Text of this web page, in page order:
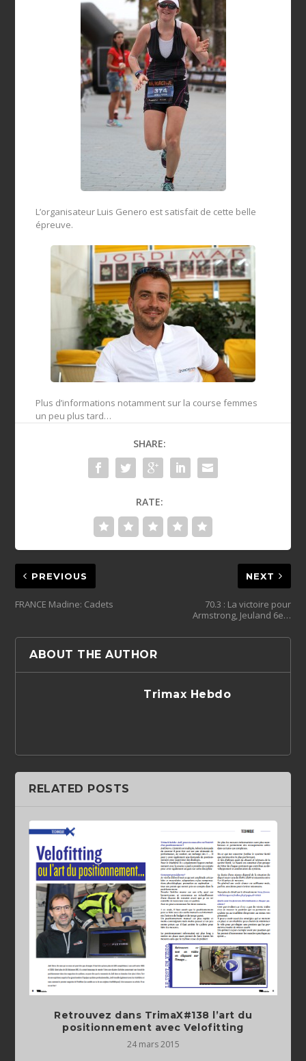
L’organisateur Luis Genero est satisfait de cette belle
épreuve.
Plus d’informations notamment sur la course femmes
un peu plus tard…
SHARE:
RATE:
PREVIOUS
FRANCE Madine: Cadets
NEXT
70.3 : La victoire pour
Armstrong, Jeuland 6e…
ABOUT THE AUTHOR
Trimax Hebdo
RELATED POSTS
Retrouvez dans TrimaX#138 l’art du
positionnement avec Velofitting
24 mars 2015